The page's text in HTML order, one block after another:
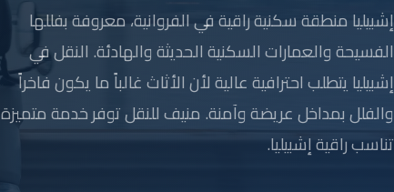
إشبيليا منطقة سكنية راقية في الفروانية، معروفة بفللها
الفسيحة والعمارات السكنية الحديثة والهادئة. النقل في
إشبيليا يتطلب احترافية عالية لأن الأثاث غالباً ما يكون فاخراً
والفلل بمداخل عريضة وآمنة. منيف للنقل توفر خدمة متميزة
تناسب راقية إشبيليا.